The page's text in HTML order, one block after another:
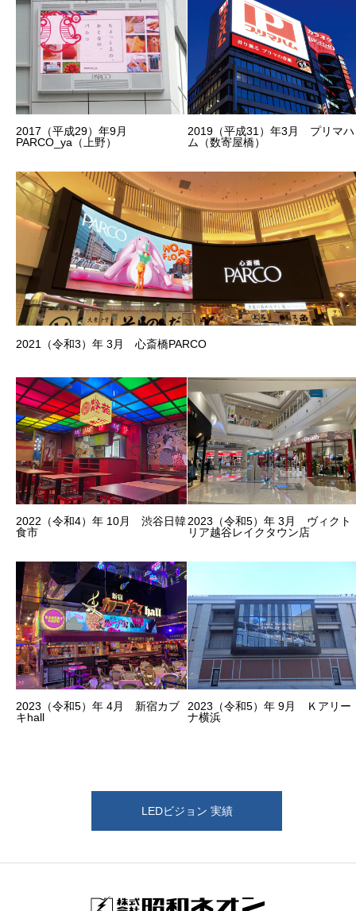
2017（平成29）年9月
PARCO_ya（上野）
2019（平成31）年3月 プリマハ
ム（数寄屋橋）
2021（令和3）年 3月 心斎橋PARCO
2022（令和4）年 10月 渋谷日韓
食市
2023（令和5）年 3月 ヴィクト
リア越谷レイクタウン店
2023（令和5）年 4月 新宿カブ
キhall
2023（令和5）年 9月 Ｋアリー
ナ横浜
LEDビジョン 実績